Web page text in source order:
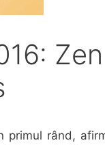
Zen
primul rând,